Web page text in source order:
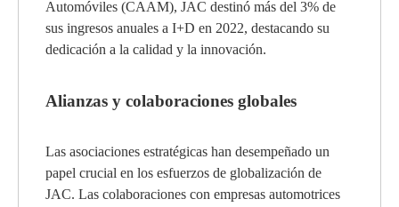
Automóviles (CAAM), JAC destinó más del 3% de
sus ingresos anuales a I+D en 2022, destacando su
dedicación a la calidad y la innovación.
Alianzas y colaboraciones globales
Las asociaciones estratégicas han desempeñado un
papel crucial en los esfuerzos de globalización de
JAC. Las colaboraciones con empresas automotrices